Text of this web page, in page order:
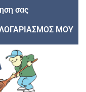
σας
ΜΟΥ